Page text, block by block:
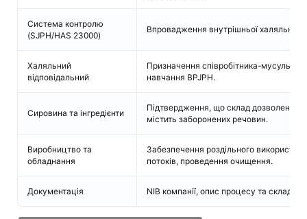
Система контролю
(SJPH/HAS 23000)
Впровадження внутрішньої халяльної
Халяльний
відповідальний
Призначення співробітника-
навчання BPJPH.
Сировина та інгредієнти
Підтвердження, що склад дозволено
містить заборонених речовин.
Виробництво та
обладнання
Забезпечення роздільного
потоків, проведення очищення.
Документація NIB компанії, опис процесу та складу